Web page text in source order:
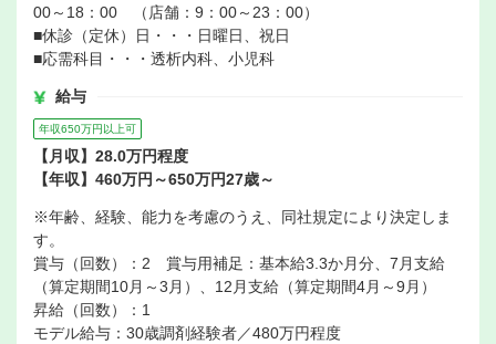
00～18：00 （店舗：9：00～23：00）
■休診（定休）日・・・日曜日、祝日
■応需科目・・・透析内科、小児科
給与
年収650万円以上可
【月収】28.0万円程度
【年収】460万円～650万円27歳～
※年齢、経験、能力を考慮のうえ、同社規定により決定しま
す。
賞与（回数）：2 賞与用補足：基本給3.3か月分、7月支給
（算定期間10月～3月）、12月支給（算定期間4月～9月）
昇給（回数）：1
モデル給与：30歳調剤経験者／480万円程度